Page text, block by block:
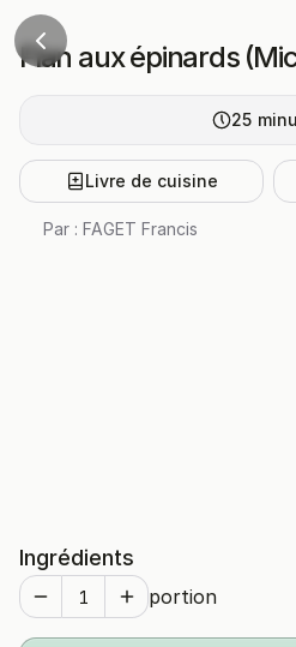
Flan aux épinards
25
Livre de cuisine
Par : FAGET Francis
Ingrédients
portion